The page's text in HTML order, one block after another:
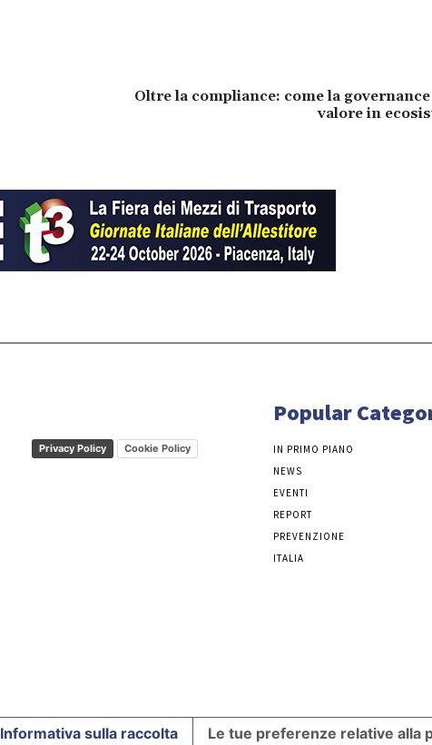
Oltre la compliance: come la
valore in
Privacy Policy Cookie Policy
Popular
IN PRIMO PIANO
NEWS
EVENTI
REPORT
PREVENZIONE
ITALIA
Informativa sulla raccolta Le tue preferenze relative alla